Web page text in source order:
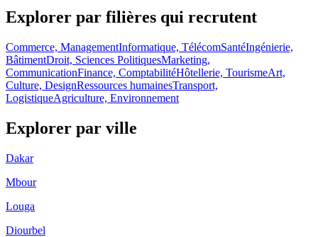
Explorer par filières qui recrutent
Commerce, ManagementInformatique, TélécomSantéIngénierie,
BâtimentDroit, Sciences PolitiquesMarketing,
CommunicationFinance, ComptabilitéHôtellerie, TourismeArt,
Culture, DesignRessources humainesTransport,
LogistiqueAgriculture, Environnement
Explorer par ville
Dakar
Mbour
Louga
Diourbel